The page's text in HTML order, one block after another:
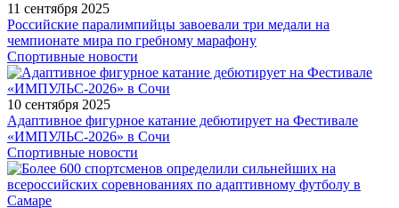
11 сентября 2025
Российские паралимпийцы завоевали три медали на
чемпионате мира по гребному марафону
Спортивные новости
10 сентября 2025
Адаптивное фигурное катание дебютирует на Фестивале
«ИМПУЛЬС-2026» в Сочи
Спортивные новости